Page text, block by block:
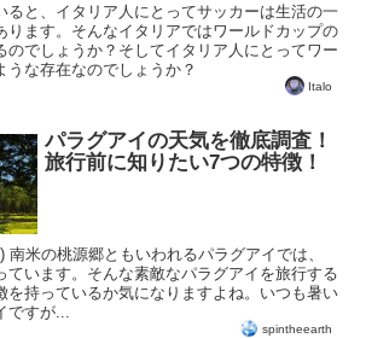
ると、イタリア人にとってサッカーは生活の一
ります。そんなイタリアではワールドカップの
のでしょうか？そしてイタリア人にとってワー
うな存在なのでしょうか？
Italo
パラグアイの天気を徹底調査！
旅行前に知りたい7つの特徴！
南米の桃源郷ともいわれるパラグアイでは、
ています。そんな素敵なパラグアイを旅行する
を持っているか気になりますよね。いつも暑い
すが...
spintheearth